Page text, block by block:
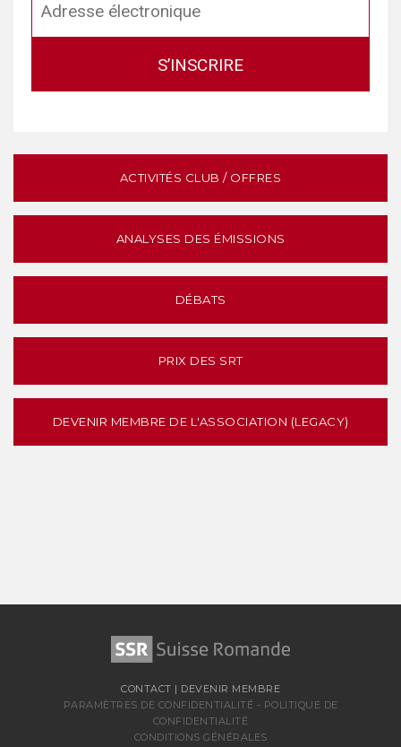
ACTIVITÉS CLUB / OFFRES
ANALYSES DES ÉMISSIONS
DÉBATS
PRIX DES SRT
DEVENIR MEMBRE DE L'ASSOCIATION (LEGACY)
CONTACT | DEVENIR MEMBRE
PARAMÈTRES DE CONFIDENTIALITÉ - POLITIQUE DE
CONFIDENTIALITÉ
CONDITIONS GÉNÉRALES